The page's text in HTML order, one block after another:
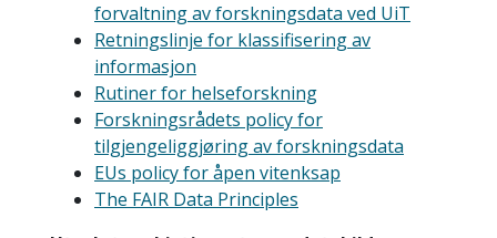
forvaltning av forskningsdata ved UiT
Retningslinje for klassifisering av
informasjon
Rutiner for helseforskning
Forskningsrådets policy for
tilgjengeliggjøring av forskningsdata
EUs policy for åpen vitenksap
The FAIR Data Principles